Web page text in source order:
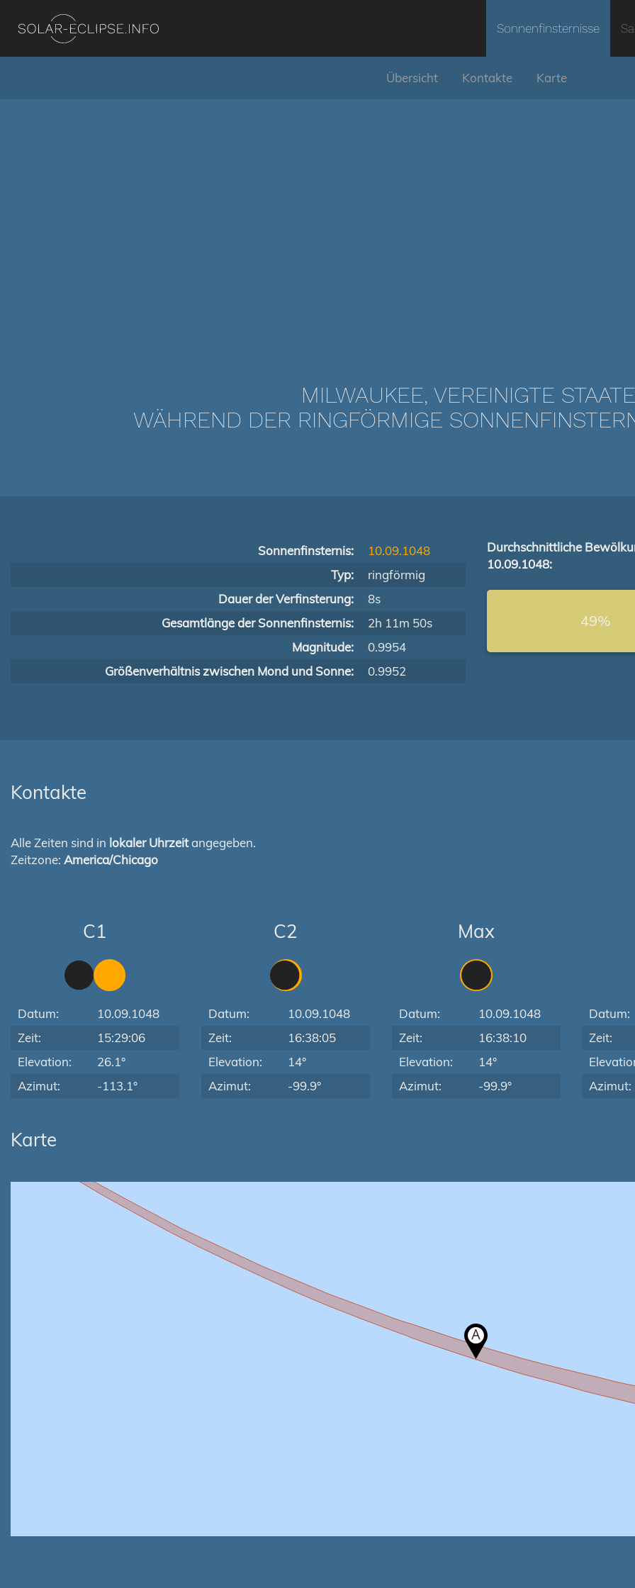
Sonnenfinsternisse
Übersicht Kontakte Karte
MILWAUKEE, VEREINIGTE
WÄHREND DER RINGFÖRMIGE
Sonnenfinsternis:
10.09.1048
Typ:
ringförmig
Dauer der Verfinsterung:
8s
Gesamtlänge der Sonnenfinsternis:
2h 11m 50s
Magnitude:
0.9954
Größenverhältnis zwischen Mond und Sonne:
0.9952
Durchschnittliche
10.09.1048:
49%
Kontakte
Alle Zeiten sind in lokaler Uhrzeitangegeben.
Zeitzone: America/Chicago
C1
Datum:
10.09.1048
Zeit:
15:29:06
Elevation:
26.1°
Azimut:
-113.1°
C2
Datum:
10.09.1048
Zeit:
16:38:05
Elevation:
14°
Azimut:
-99.9°
Max
Datum:
10.09.1048
Zeit:
16:38:10
Elevation:
14°
Azimut:
-99.9°
Datum:
Zeit:
Azimut:
Karte